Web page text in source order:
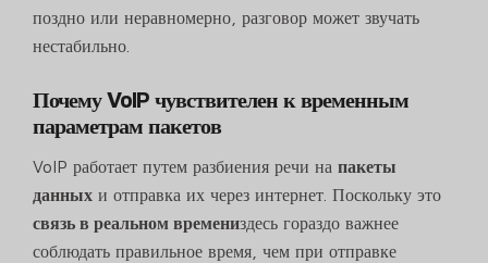
поздно или неравномерно, разговор может звучать
нестабильно.
Почему VoIP чувствителен к временным
параметрам пакетов
VoIP работает путем разбиения речи на пакеты
данных и отправка их через интернет. Поскольку это
связь в реальном времениздесь гораздо важнее
соблюдать правильное время, чем при отправке